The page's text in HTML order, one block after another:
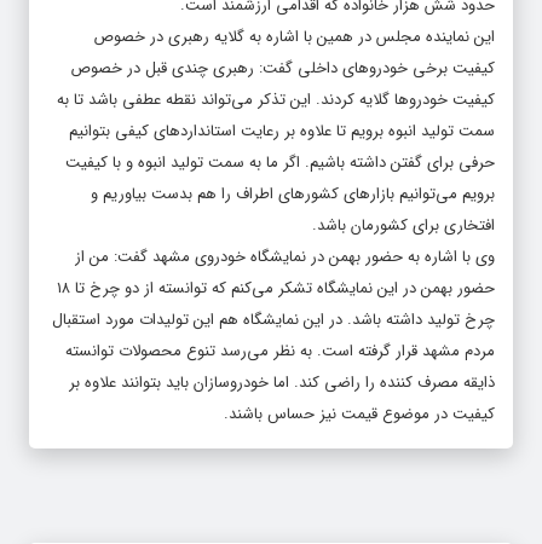
این نماینده مجلس در همین با اشاره به گلایه رهبری در خصوص
کیفیت برخی خودروهای داخلی گفت: رهبری چندی قبل در خصوص
کیفیت خودروها گلایه کردند. این تذکر می‌تواند نقطه عطفی باشد تا به
سمت تولید انبوه برویم تا علاوه بر رعایت استانداردهای کیفی بتوانیم
حرفی برای گفتن داشته باشیم. اگر ما به سمت تولید انبوه و با کیفیت
برویم می‌توانیم بازارهای کشورهای اطراف را هم بدست بیاوریم و
افتخاری برای کشورمان باشد.
وی با اشاره به حضور بهمن در نمایشگاه خودروی مشهد گفت: من از
حضور بهمن در این نمایشگاه تشکر می‌کنم که توانسته از دو چرخ تا ۱۸
چرخ تولید داشته باشد. در این نمایشگاه هم این تولیدات مورد استقبال
مردم مشهد قرار گرفته است. به نظر می‌رسد تنوع محصولات توانسته
ذایقه مصرف کننده را راضی کند. اما خودروسازان باید بتوانند علاوه بر
کیفیت در موضوع قیمت نیز حساس باشند.